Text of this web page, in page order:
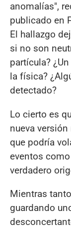
anomalías",
publicado en
El hallazgo
si no son
partícula?
la física?
detectado?
Lo cierto es
nueva
que podría
eventos
verdadero
Mientras
guardando